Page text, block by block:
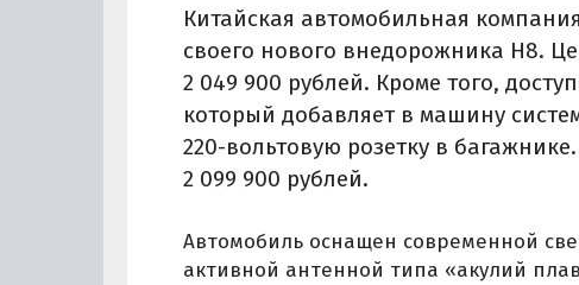
Китайская автомобильная
своего нового внедорожника Н8.
2 049 900 рублей. Кроме того,
который добавляет в машину
220-вольтовую розетку в
2 099 900 рублей.
Автомобиль оснащен современной
активной антенной типа «акулий